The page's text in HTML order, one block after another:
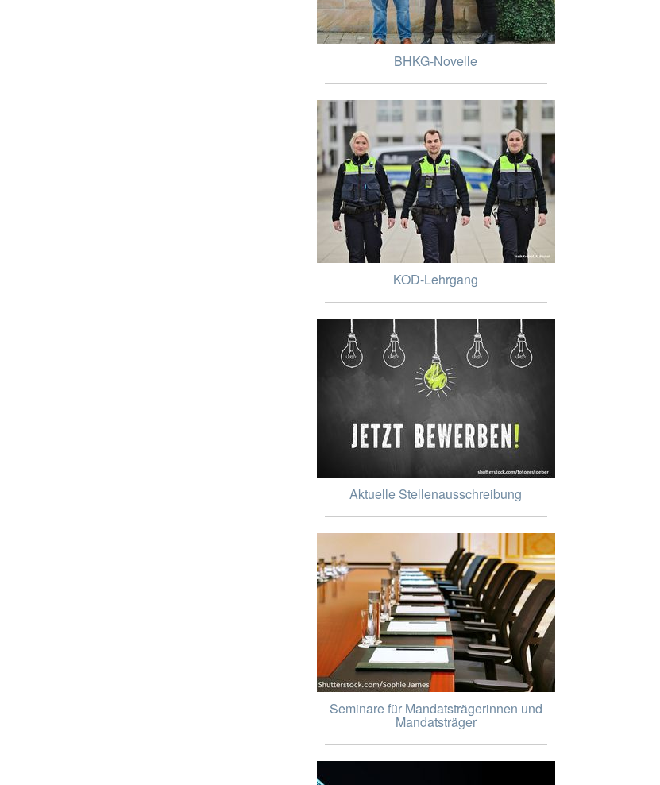
BHKG-Novelle
KOD-Lehrgang
Aktuelle Stellenausschreibung
Seminare für Mandatsträgerinnen und
Mandatsträger